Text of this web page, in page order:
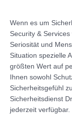
Wenn es um
Security &
Seriosität und
Situation spezielle
größten Wert auf
Ihnen sowohl
Sicherheitsgefühl
Sicherheitsdienst
jederzeit